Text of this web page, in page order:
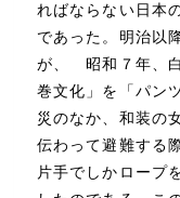
ればならない日本
であった。明治以
が、 昭和７年、
巻文化」を「パン
災のなか、和装の
伝わって避難する
片手でしかロープ